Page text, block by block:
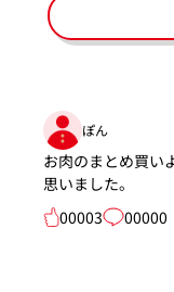
ぽん
お肉のまとめ買い
思いました。
00003
00000